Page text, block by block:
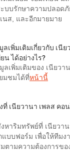
บบรักษาความปลอด
นส, และอีกมายมาย
เพิ่มเติมเกี่ยวกับ เนีย
น ได้อย่างไร?
เพิ่มเติมของ เนียวา
มชมได้ที่หน้านี้
เนียวานา เพลส คอ
หาริมทรัพย์ที่ เนียวา
บบฟอร์ม เพื่อให้ทีมง
ตามความต้องการข